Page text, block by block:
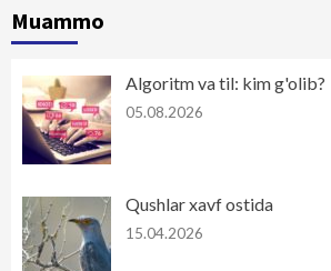
Muammo
Algoritm va til: kim g'olib?
05.08.2026
Qushlar xavf ostida
15.04.2026